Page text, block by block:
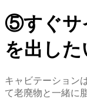
⑤すぐサ
を出した
キャビテーション
て老廃物と一緒に